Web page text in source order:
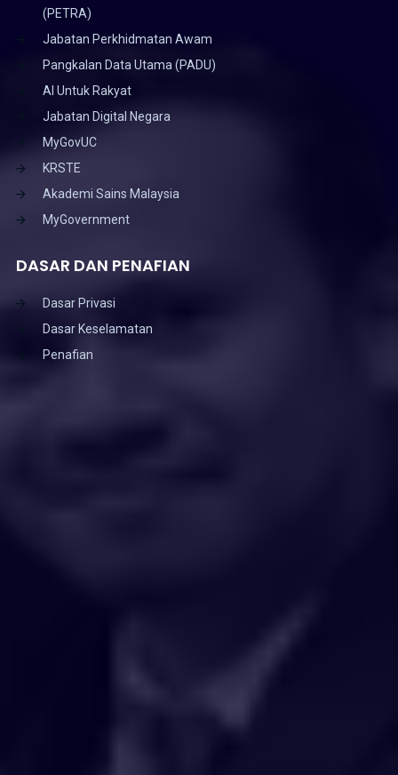
(PETRA)
Jabatan Perkhidmatan Awam
Pangkalan Data Utama (PADU)
AI Untuk Rakyat
Jabatan Digital Negara
MyGovUC
KRSTE
Akademi Sains Malaysia
MyGovernment
DASAR DAN PENAFIAN
Dasar Privasi
Dasar Keselamatan
Penafian